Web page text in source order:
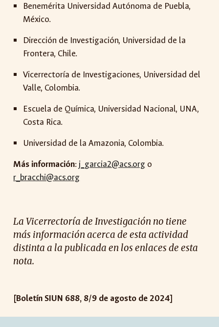
Benemérita Universidad Autónoma de Puebla,
México.
Dirección de Investigación, Universidad de la
Frontera, Chile.
Vicerrectoría de Investigaciones, Universidad del
Valle, Colombia.
Escuela de Química, Universidad Nacional, UNA,
Costa Rica.
Universidad de la Amazonia, Colombia.
Más información: j_garcia2@acs.org o
r_bracchi@acs.org
La Vicerrectoría de Investigación no tiene
más información acerca de esta actividad
distinta a la publicada en los enlaces de esta
nota.
[Boletín SIUN 688, 8/9 de agosto de 2024]